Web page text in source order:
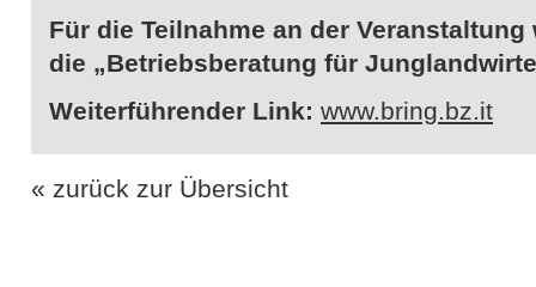
Für die Teilnahme an der
die „Betriebsberatung für
Weiterführender Link: www.bring.bz.it
« zurück zur Übersicht